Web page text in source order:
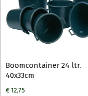
Boomcontainer 24 ltr.
40x33cm
€ 12,75